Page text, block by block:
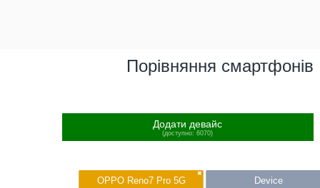
Порівняння смартфонів
Додати девайс
(доступно: 6070)
✖
OPPO Reno7 Pro 5G Device